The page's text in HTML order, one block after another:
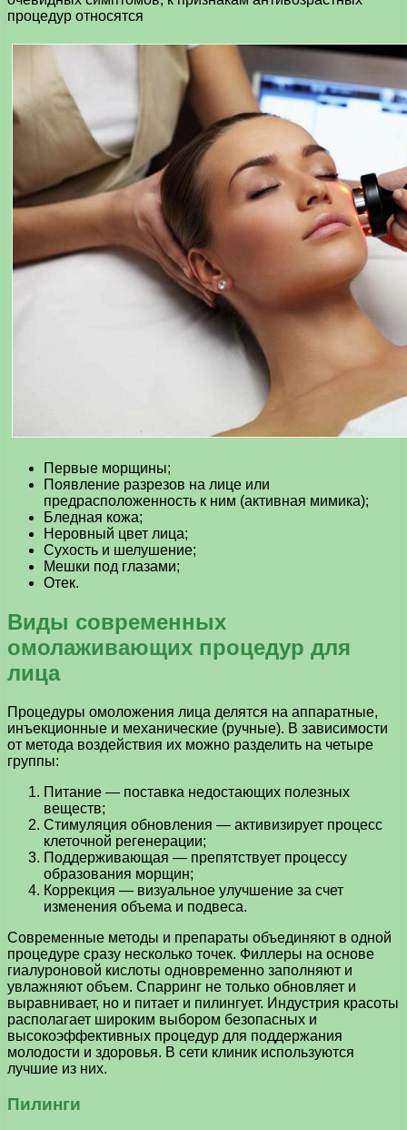
процедур относятся
Первые морщины;
Появление разрезов на лице или
предрасположенность к ним (активная мимика);
Бледная кожа;
Неровный цвет лица;
Сухость и шелушение;
Мешки под глазами;
Отек.
Виды современных
омолаживающих процедур для
лица
Процедуры омоложения лица делятся на аппаратные,
инъекционные и механические (ручные). В зависимости
от метода воздействия их можно разделить на четыре
группы:
Питание — поставка недостающих полезных
веществ;
Стимуляция обновления — активизирует процесс
клеточной регенерации;
Поддерживающая — препятствует процессу
образования морщин;
Коррекция — визуальное улучшение за счет
изменения объема и подвеса.
Современные методы и препараты объединяют в одной
процедуре сразу несколько точек. Филлеры на основе
гиалуроновой кислоты одновременно заполняют и
увлажняют объем. Спарринг не только обновляет и
выравнивает, но и питает и пилингует. Индустрия красоты
располагает широким выбором безопасных и
высокоэффективных процедур для поддержания
молодости и здоровья. В сети клиник используются
лучшие из них.
Пилинги